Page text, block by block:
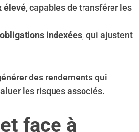
élevé, capables de transférer les
obligations indexées, qui ajustent
des rendements qui
les risques associés.
face à